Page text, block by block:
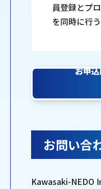
員登録とプ
を同時に行
お申
お問い合
Kawasaki-NEDO